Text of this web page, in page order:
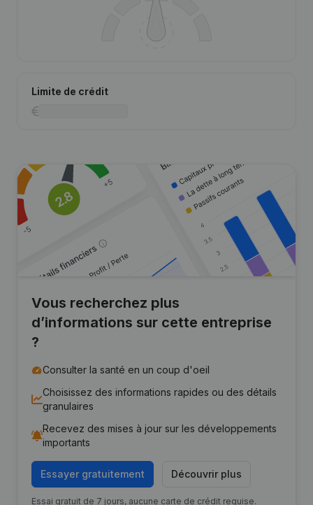
Limite de crédit
Vous recherchez plus
d’informations sur cette entreprise
?
Consulter la santé en un coup d'oeil
Choisissez des informations rapides ou des détails
granulaires
Recevez des mises à jour sur les développements
importants
Essayer gratuitement Découvrir plus
Essai gratuit de 7 jours, aucune carte de crédit requise.